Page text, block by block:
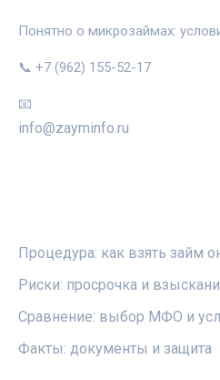
Понятно о микрозаймах:
📞 +7 (962) 155-52-17
📧
info@zayminfo.ru
Процедура: как взять займ
Риски: просрочка и
Сравнение: выбор МФО и
Факты: документы и защита